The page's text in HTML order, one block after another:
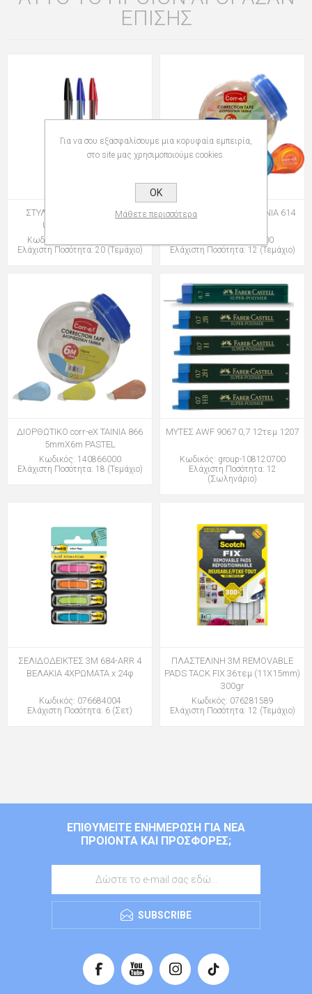
ΕΠΊΣΗΣ
ΣΤΥΛΟ BIC CRISTAL EXACT
ULTRA FINE 0,7mm
Κωδικός: group-035010001
Ελάχιστη Ποσότητα: 20 (Τεμάχιο)
ΔΙΟΡΘΩΤΙΚΟ corr-eX ΤΑΙΝΙΑ 614
Κωδικός: 140614000
Ελάχιστη Ποσότητα: 12 (Τεμάχιο)
ΔΙΟΡΘΩΤΙΚΟ corr-eX ΤΑΙΝΙΑ 866
5mmX6m PASTEL
Κωδικός: 140866000
Ελάχιστη Ποσότητα: 18 (Τεμάχιο)
ΜΥΤΕΣ AWF 9067 0,7 12τεμ 1207
Κωδικός: group-108120700
Ελάχιστη Ποσότητα: 12
(Σωληνάριο)
ΣΕΛΙΔΟΔΕΙΚΤΕΣ 3Μ 684-ARR 4
ΒΕΛΑΚΙΑ 4ΧΡΩΜΑΤΑ x 24φ
Κωδικός: 076684004
Ελάχιστη Ποσότητα: 6 (Σετ)
ΠΛΑΣΤΕΛΙΝΗ 3M REMOVABLE
PADS TACK FIX 36τεμ (11X15mm)
300gr
Κωδικός: 076281589
Ελάχιστη Ποσότητα: 12 (Τεμάχιο)
ΕΠΙΘΥΜΕΊΤΕ ΕΝΗΜΈΡΩΣΗ ΓΙΑ ΝΈΑ
ΠΡΟΙΌΝΤΑ ΚΑΙ ΠΡΟΣΦΟΡΈΣ;
SUBSCRIBE
Για να σου εξασφαλίσουμε μια κορυφαία εμπειρία,
στο site μας χρησιμοποιούμε cookies.
OK
Μάθετε περισσότερα